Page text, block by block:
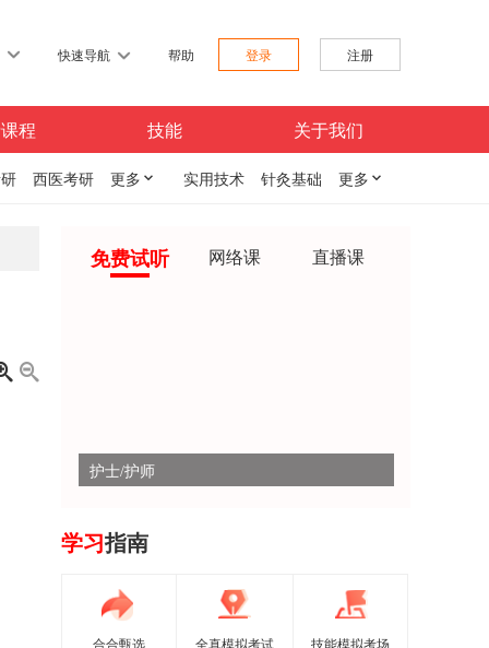
快速导航 帮助 登录 注册
程 技能 关于我们
西医考研 更多  实用技术 针灸基础 更多 

免费试听 网络课 直播课
护士/护师
学习指南
合合甄选 全真模拟考试 技能模拟考场